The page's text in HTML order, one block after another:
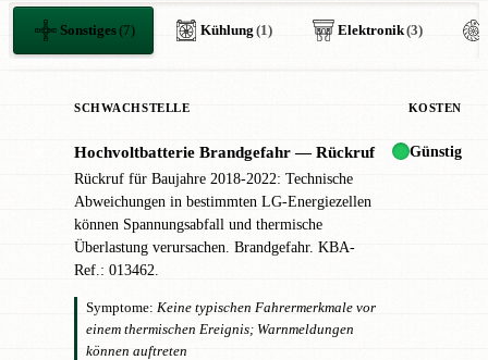
Sonstiges(7) Kühlung (1) Elektronik(3)
SCHWACHSTELLE KOSTEN
Hochvoltbatterie Brandgefahr — Rückruf
Rückruf für Baujahre 2018-2022: Technische
Abweichungen in bestimmten LG-Energiezellen
können Spannungsabfall und thermische
Überlastung verursachen. Brandgefahr. KBA-
Ref.: 013462.
Symptome: Keine typischen Fahrermerkmale vor
einem thermischen Ereignis; Warnmeldungen
können auftreten
Günstig